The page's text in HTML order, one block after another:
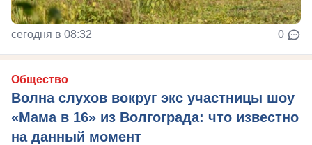
сегодня в 08:32 0
Общество
Волна слухов вокруг экс участницы шоу
«Мама в 16» из Волгограда: что известно
на данный момент